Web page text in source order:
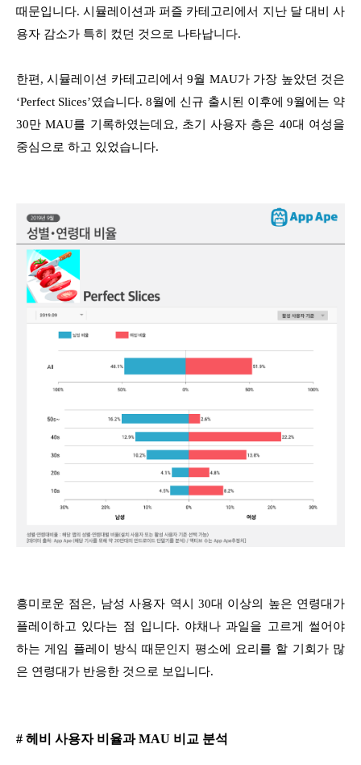
때문입니다. 시뮬레이션과 퍼즐 카테고리에서 지난 달 대비 사
용자 감소가 특히 컸던 것으로 나타납니다.
한편, 시뮬레이션 카테고리에서 9월 MAU가 가장 높았던 것은
‘Perfect Slices’였습니다. 8월에 신규 출시된 이후에 9월에는 약
30만 MAU를 기록하였는데요, 초기 사용자 층은 40대 여성을
중심으로 하고 있었습니다.
흥미로운 점은, 남성 사용자 역시 30대 이상의 높은 연령대가
플레이하고 있다는 점 입니다. 야채나 과일을 고르게 썰어야
하는 게임 플레이 방식 때문인지 평소에 요리를 할 기회가 많
은 연령대가 반응한 것으로 보입니다.
# 헤비 사용자 비율과 MAU 비교 분석